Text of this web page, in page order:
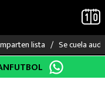
lista Se cuela